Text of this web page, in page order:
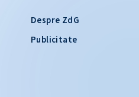
Despre ZdG
Publicitate